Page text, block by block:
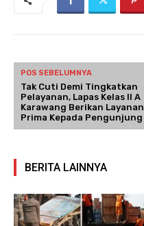
POS SEBELUMNYA
Tak Cuti Demi Tingkatkan
Pelayanan, Lapas Kelas II A
Karawang Berikan Layanan
Prima Kepada Pengunjung
BERITA LAINNYA